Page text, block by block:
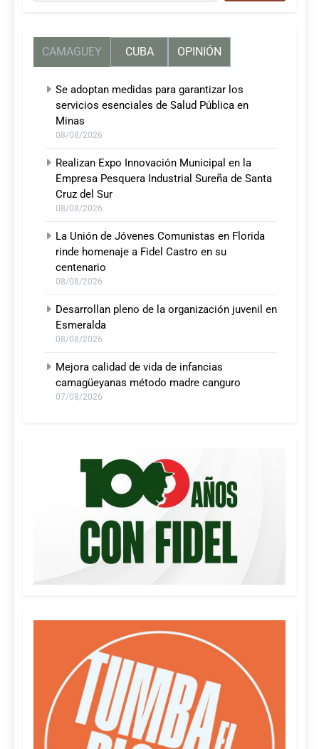
CAMAGUEY CUBA OPINIÓN
Se adoptan medidas para garantizar los
servicios esenciales de Salud Pública en
Minas
08/08/2026
Realizan Expo Innovación Municipal en la
Empresa Pesquera Industrial Sureña de Santa
Cruz del Sur
08/08/2026
La Unión de Jóvenes Comunistas en Florida
rinde homenaje a Fidel Castro en su
centenario
08/08/2026
Desarrollan pleno de la organización juvenil en
Esmeralda
08/08/2026
Mejora calidad de vida de infancias
camagüeyanas método madre canguro
07/08/2026